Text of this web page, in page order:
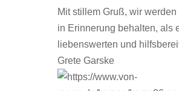
Mit stillem Gruß, wir
in Erinnerung behalten, als
liebenswerten und
Grete Garske